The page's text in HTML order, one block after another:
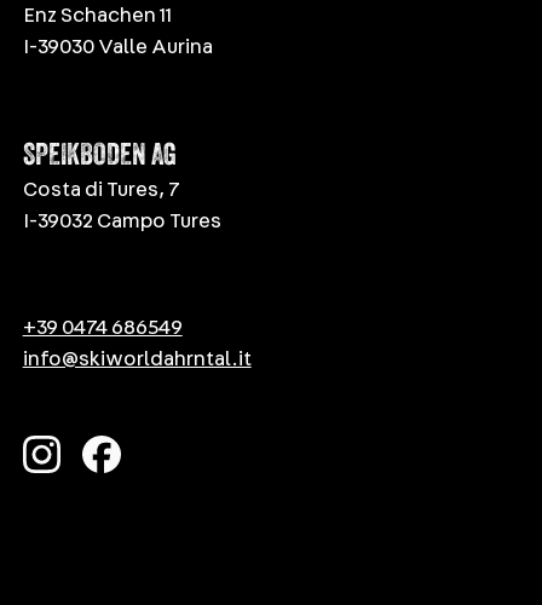
Enz Schachen 11
I-39030 Valle Aurina
SPEIKBODEN AG
Costa di Tures, 7
I-39032 Campo Tures
+39 0474 686549
info@skiworldahrntal.it